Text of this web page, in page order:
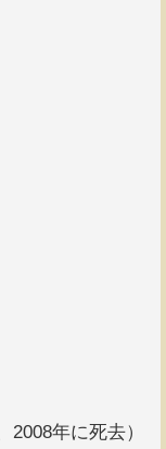
年に死去）